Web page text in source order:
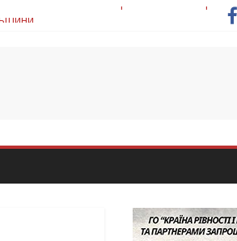
дому «на щиті»
Михайло Скоробогатий з